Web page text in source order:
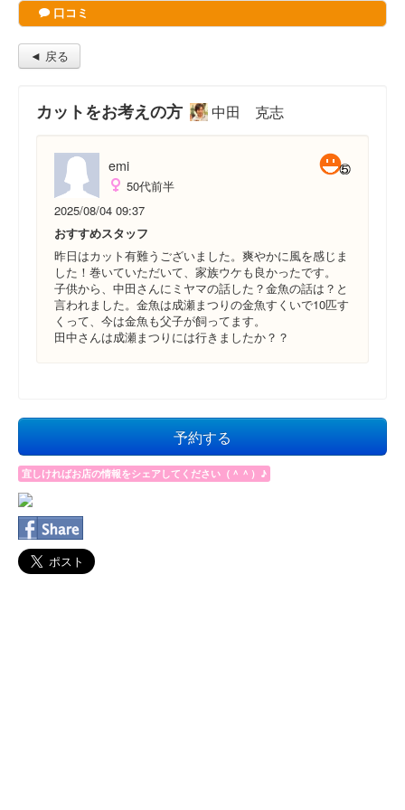
口コミ
◄ 戻る
カットをお考えの方 中田 克志
emi
50代前半
2025/08/04 09:37
おすすめスタッフ
昨日はカット有難うございました。爽やかに風を感じま
した！巻いていただいて、家族ウケも良かったです。
子供から、中田さんにミヤマの話した？金魚の話は？と
言われました。金魚は成瀬まつりの金魚すくいで10匹す
くって、今は金魚も父子が飼ってます。
田中さんは成瀬まつりには行きましたか？？
予約する
宜しければお店の情報をシェアしてください（＾＾）♪